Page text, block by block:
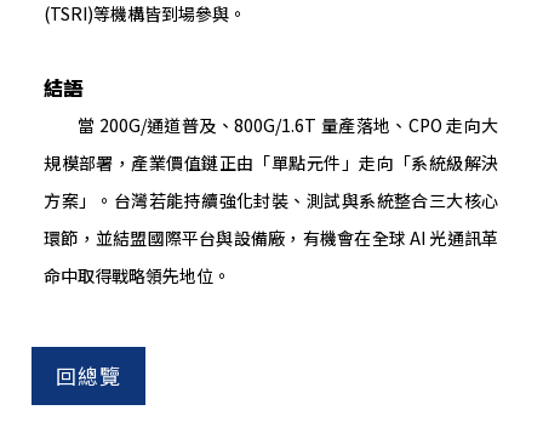
(TSRI)等機構皆到場參與。
結語
當 200G/通道普及、800G/1.6T 量產落地、CPO 走向大
規模部署，產業價值鏈正由「單點元件」走向「系統級解決
方案」。台灣若能持續強化封裝、測試與系統整合三大核心
環節，並結盟國際平台與設備廠，有機會在全球 AI 光通訊革
命中取得戰略領先地位。
回總覽